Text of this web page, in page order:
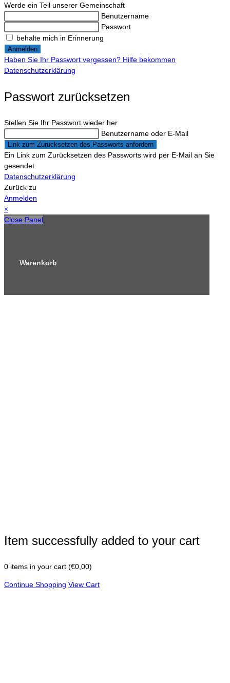
Werde ein Teil unserer Gemeinschaft
Benutzername
Passwort
behalte mich in Erinnerung
Anmelden
Haben Sie Ihr Passwort vergessen? Hilfe bekommen
Datenschutzerklärung
Passwort zurücksetzen
Stellen Sie Ihr Passwort wieder her
Benutzername oder E-Mail
Link zum Zurücksetzen des Passworts anfordern
Ein Link zum Zurücksetzen des Passworts wird per E-Mail an Sie
gesendet.
Datenschutzerklärung
Zurück zu
Anmelden
×
Close Panel
Warenkorb
Item successfully added to your cart
0 items in your cart (€0,00)
Continue Shopping View Cart